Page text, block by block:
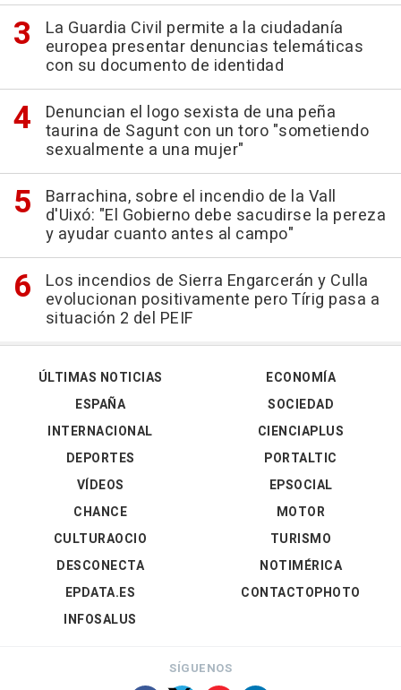
La Guardia Civil permite a la ciudadanía
europea presentar denuncias telemáticas
con su documento de identidad
Denuncian el logo sexista de una peña
taurina de Sagunt con un toro "sometiendo
sexualmente a una mujer"
Barrachina, sobre el incendio de la Vall
d'Uixó: "El Gobierno debe sacudirse la pereza
y ayudar cuanto antes al campo"
Los incendios de Sierra Engarcerán y Culla
evolucionan positivamente pero Tírig pasa a
situación 2 del PEIF
ÚLTIMAS NOTICIAS
ESPAÑA
INTERNACIONAL
DEPORTES
VÍDEOS
ECONOMÍA
SOCIEDAD
CIENCIAPLUS
PORTALTIC
EPSOCIAL
CHANCE
CULTURAOCIO
DESCONECTA
EPDATA.ES
INFOSALUS
MOTOR
TURISMO
NOTIMÉRICA
CONTACTOPHOTO
SÍGUENOS